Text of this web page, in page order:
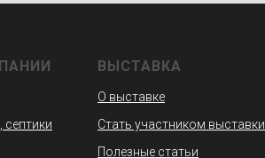
септики
ВЫСТАВКА
О выставке
Стать участником выставки
Полезные статьи